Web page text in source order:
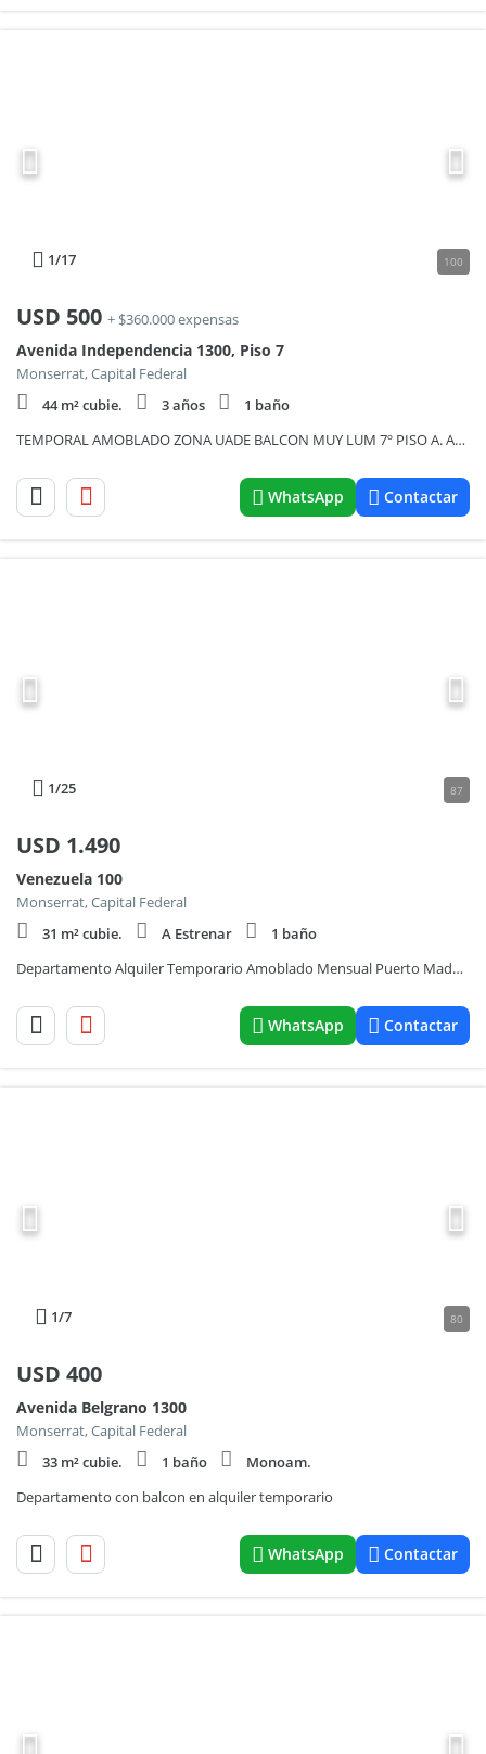
1/17 100
USD 500 + $360.000 expensas
Avenida Independencia 1300, Piso 7
Monserrat, Capital Federal
44 m² cubie.
3 años
1 baño
TEMPORAL AMOBLADO ZONA UADE BALCON MUY LUM 7º PISO A. ACOND. SEGURIDAD 24 HS PISCINA SOLARIUM
WhatsApp Contactar
1/25 87
USD 1.490
Venezuela 100
Monserrat, Capital Federal
31 m² cubie.
A Estrenar
1 baño
Departamento Alquiler Temporario Amoblado Mensual Puerto Madero 1 Amb
WhatsApp Contactar
1/7 80
USD 400
Avenida Belgrano 1300
Monserrat, Capital Federal
33 m² cubie.
1 baño
Monoam.
Departamento con balcon en alquiler temporario
WhatsApp Contactar